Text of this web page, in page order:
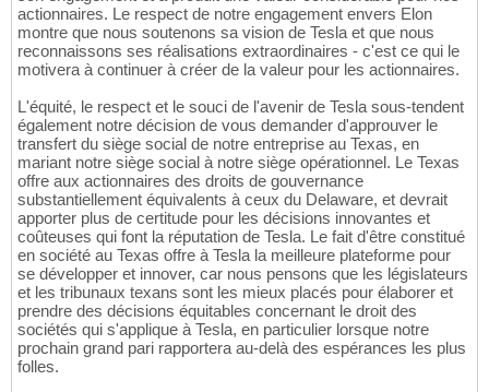
actionnaires. Le respect de notre engagement envers Elon
montre que nous soutenons sa vision de Tesla et que nous
reconnaissons ses réalisations extraordinaires - c'est ce qui le
motivera à continuer à créer de la valeur pour les actionnaires.
L'équité, le respect et le souci de l'avenir de Tesla sous-tendent
également notre décision de vous demander d'approuver le
transfert du siège social de notre entreprise au Texas, en
mariant notre siège social à notre siège opérationnel. Le Texas
offre aux actionnaires des droits de gouvernance
substantiellement équivalents à ceux du Delaware, et devrait
apporter plus de certitude pour les décisions innovantes et
coûteuses qui font la réputation de Tesla. Le fait d'être constitué
en société au Texas offre à Tesla la meilleure plateforme pour
se développer et innover, car nous pensons que les législateurs
et les tribunaux texans sont les mieux placés pour élaborer et
prendre des décisions équitables concernant le droit des
sociétés qui s'applique à Tesla, en particulier lorsque notre
prochain grand pari rapportera au-delà des espérances les plus
folles.